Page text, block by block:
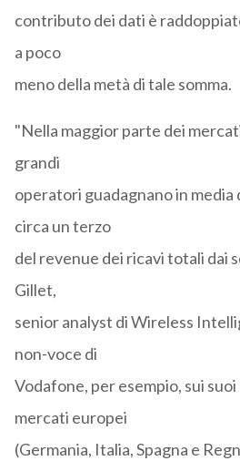
contributo dei dati è
a poco
meno della metà di tale somma.
"Nella maggior parte dei
grandi
operatori guadagnano in media
circa un terzo
del revenue dei ricavi totali dai
Gillet,
senior analyst di Wireless
non-voce di
Vodafone, per esempio, sui
mercati europei
(Germania, Italia, Spagna e